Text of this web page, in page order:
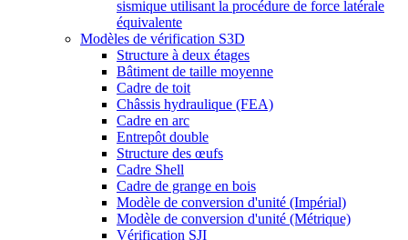
sismique utilisant la procédure de force latérale
équivalente
Modèles de vérification S3D
Structure à deux étages
Bâtiment de taille moyenne
Cadre de toit
Châssis hydraulique (FEA)
Cadre en arc
Entrepôt double
Structure des œufs
Cadre Shell
Cadre de grange en bois
Modèle de conversion d'unité (Impérial)
Modèle de conversion d'unité (Métrique)
Vérification SJI